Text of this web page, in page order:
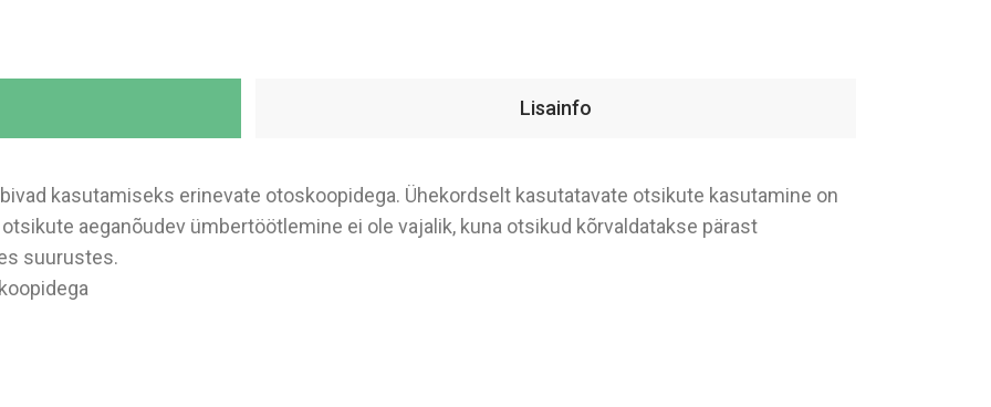
Lisainfo
kasutamiseks erinevate otoskoopidega. Ühekordselt kasutatavate otsikute kasutamine on
aeganõudev ümbertöötlemine ei ole vajalik, kuna otsikud kõrvaldatakse pärast
suurustes.